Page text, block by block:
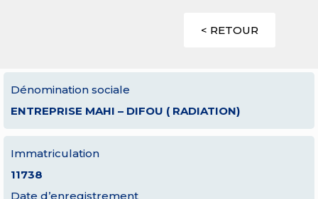
< RETOUR
Dénomination sociale
ENTREPRISE MAHI – DIFOU ( RADIATION)
Immatriculation
11738
Date d’enregistrement